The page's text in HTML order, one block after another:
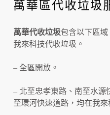
萬華區代收垃圾
萬華代收垃圾包含以下區域
我來科技代收垃圾。
– 全區開放。
– 北至忠孝東路、南至水源
至環河快速道路，均在我